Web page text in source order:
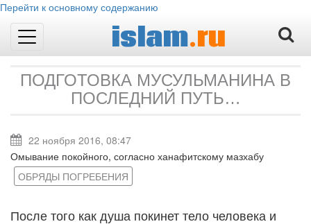
Перейти к основному содержанию
Toggle
islam.ru
ПОДГОТОВКА МУСУЛЬМАНИНА В
ПОСЛЕДНИЙ ПУТЬ…
22 ноября 2016, 08:47
Омывание покойного, согласно ханафитскому мазхабу
ОБРЯДЫ ПОГРЕБЕНИЯ
После того как душа покинет тело человека и